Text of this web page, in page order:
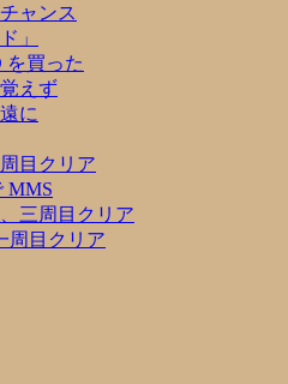
ャンス
」
を買った
えず
に
目クリア
MMS
三周目クリア
周目クリア